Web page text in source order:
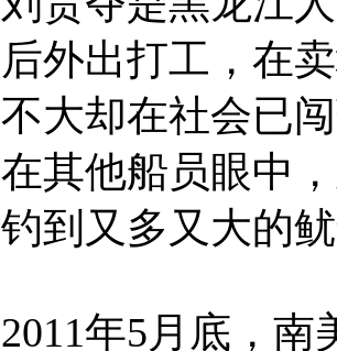
后外出打工，在
不大却在社会已
在其他船员眼中
钓到又多又大的
2011年5月底，